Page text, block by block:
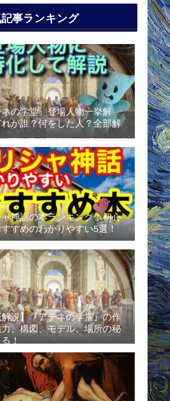
記事ランキング
の学堂』登場人物一挙解
が誰？何をした人？全部解
神話の本ランキング！初心
すめのわかりやすい5選！
説】『アテネの学堂』の作
、構図、モデル、場所の秘
！